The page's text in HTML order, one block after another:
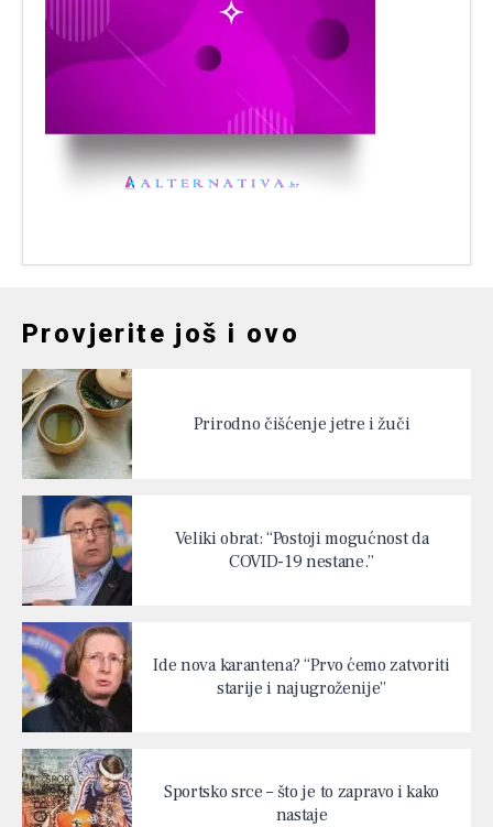
Provjerite još i ovo
Prirodno čišćenje jetre i žuči
Veliki obrat: “Postoji mogućnost da
COVID-19 nestane.”
Ide nova karantena? “Prvo ćemo zatvoriti
starije i najugroženije”
Sportsko srce – što je to zapravo i kako
nastaje